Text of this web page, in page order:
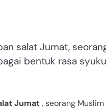
salat Jumat,
bentuk rasa
Jumat, seorang